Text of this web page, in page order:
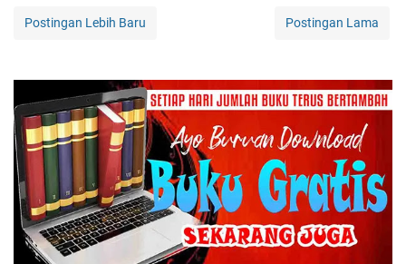
Postingan Lebih Baru Postingan Lama